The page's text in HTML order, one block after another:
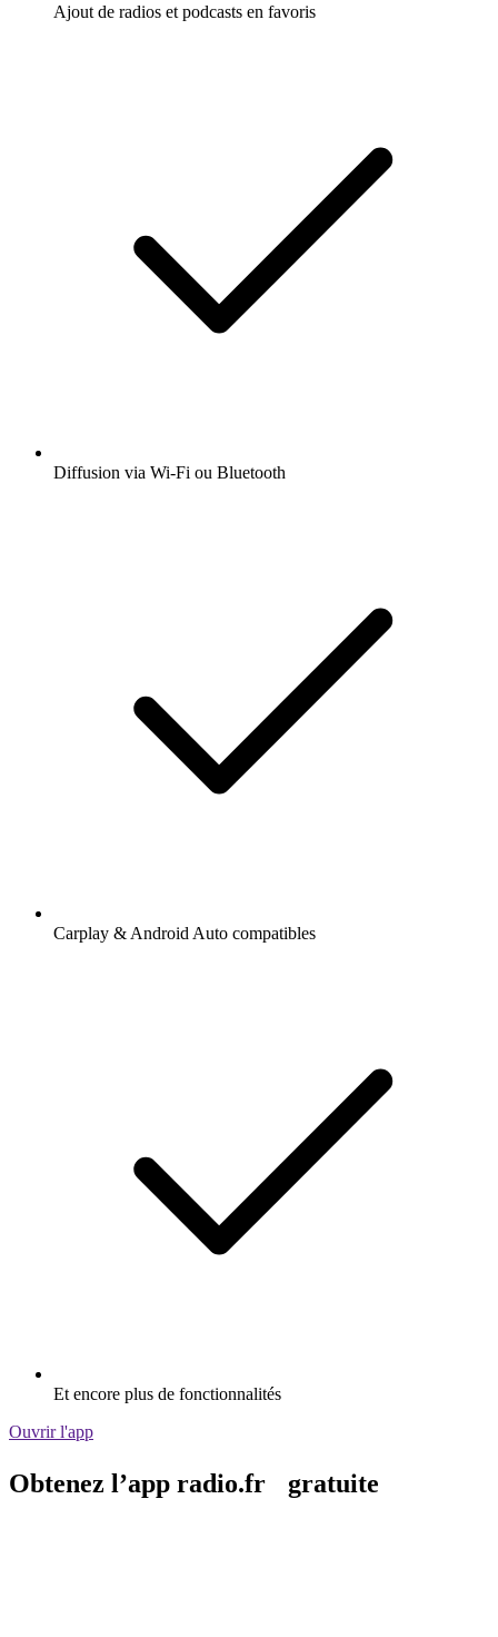
Ajout de radios et podcasts en favoris
Diffusion via Wi-Fi ou Bluetooth
Carplay & Android Auto compatibles
Et encore plus de fonctionnalités
Ouvrir l'app
Obtenez l’app radio.fr gratuite